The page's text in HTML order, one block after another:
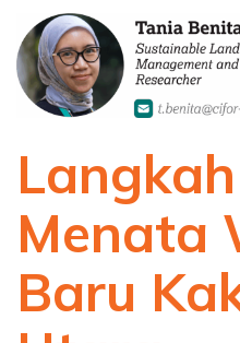
Menata
Baru